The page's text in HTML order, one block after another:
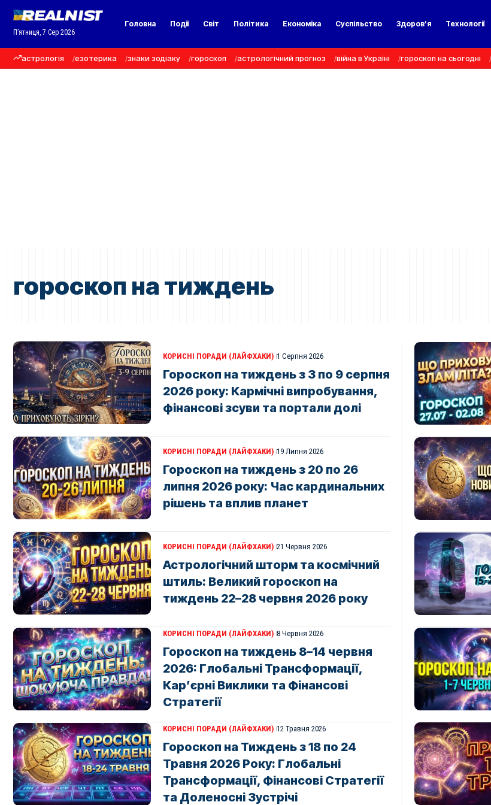
П’ятниця, 7 Сер 2026
Головна Події Світ Політика Економіка Суспільство Здоров’я Технології
астрологія езотерика знаки зодіаку гороскоп астрологічний прогноз війна в Україні гороскоп на сьогодні
гороскоп на тиждень
КОРИСНІ ПОРАДИ (ЛАЙФХАКИ) 1 Серпня 2026
Гороскоп на тиждень з 3 по 9 серпня
2026 року: Кармічні випробування,
фінансові зсуви та портали долі
КОРИСНІ ПОРАДИ (ЛАЙФХАКИ) 19 Липня 2026
Гороскоп на тиждень з 20 по 26
липня 2026 року: Час кардинальних
рішень та вплив планет
КОРИСНІ ПОРАДИ (ЛАЙФХАКИ) 21 Червня 2026
Астрологічний шторм та космічний
штиль: Великий гороскоп на
тиждень 22–28 червня 2026 року
КОРИСНІ ПОРАДИ (ЛАЙФХАКИ) 8 Червня 2026
Гороскоп на тиждень 8–14 червня
2026: Глобальні Трансформації,
Кар’єрні Виклики та Фінансові
Стратегії
КОРИСНІ ПОРАДИ (ЛАЙФХАКИ) 12 Травня 2026
Гороскоп на Тиждень з 18 по 24
Травня 2026 Року: Глобальні
Трансформації, Фінансові Стратегії
та Доленосні Зустрічі